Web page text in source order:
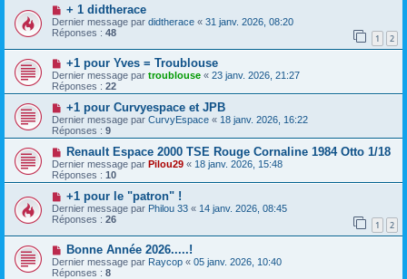
+ 1 didtherace
Dernier message par didtherace « 31 janv. 2026, 08:20
Réponses : 48 1 2
+1 pour Yves = Troublouse
Dernier message par troublouse « 23 janv. 2026, 21:27
Réponses : 22
+1 pour Curvyespace et JPB
Dernier message par CurvyEspace « 18 janv. 2026, 16:22
Réponses : 9
Renault Espace 2000 TSE Rouge Cornaline 1984 Otto 1/18
Dernier message par Pilou29 « 18 janv. 2026, 15:48
Réponses : 10
+1 pour le "patron" !
Dernier message par Philou 33 « 14 janv. 2026, 08:45
Réponses : 26 1 2
Bonne Année 2026.....!
Dernier message par Raycop « 05 janv. 2026, 10:40
Réponses : 8